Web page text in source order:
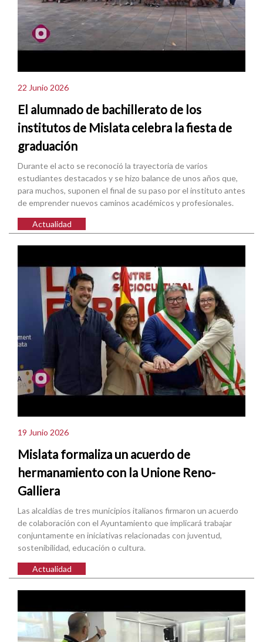
22 Junio 2026
El alumnado de bachillerato de los
institutos de Mislata celebra la fiesta de
graduación
Durante el acto se reconoció la trayectoria de varios
estudiantes destacados y se hizo balance de unos años que,
para muchos, suponen el final de su paso por el instituto antes
de emprender nuevos caminos académicos y profesionales.
Actualidad
19 Junio 2026
Mislata formaliza un acuerdo de
hermanamiento con la Unione Reno-
Galliera
Las alcaldías de tres municipios italianos firmaron un acuerdo
de colaboración con el Ayuntamiento que implicará trabajar
conjuntamente en iniciativas relacionadas con juventud,
sostenibilidad, educación o cultura.
Actualidad